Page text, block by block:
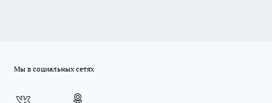
Мы в социальных сетях